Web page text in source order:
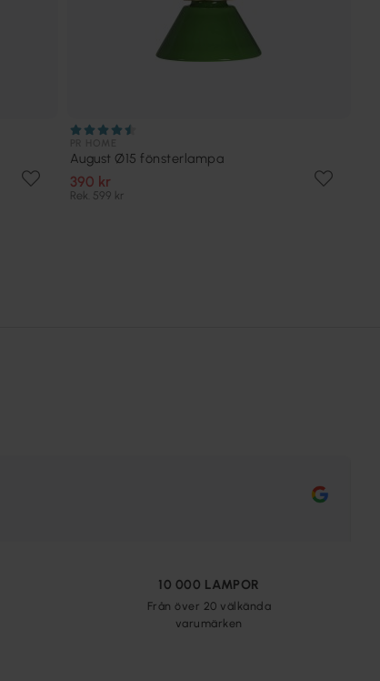
August Ø15 fönsterlampa
390 kr
Rek. 599 kr
10 000 LAMPOR
Från över 20 välkända
varumärken